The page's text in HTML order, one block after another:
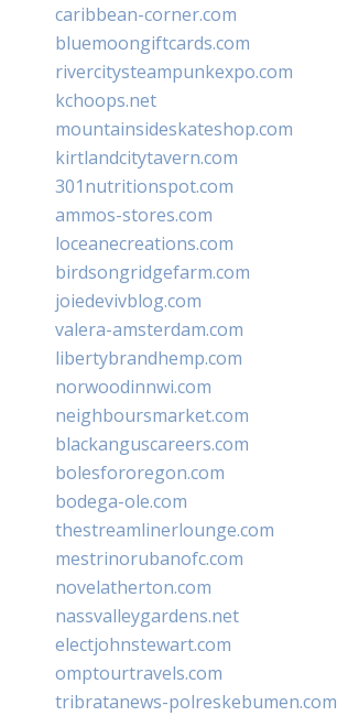
caribbean-corner.com
bluemoongiftcards.com
rivercitysteampunkexpo.com
kchoops.net
mountainsideskateshop.com
kirtlandcitytavern.com
301nutritionspot.com
ammos-stores.com
loceanecreations.com
birdsongridgefarm.com
joiedevivblog.com
valera-amsterdam.com
libertybrandhemp.com
norwoodinnwi.com
neighboursmarket.com
blackanguscareers.com
bolesfororegon.com
bodega-ole.com
thestreamlinerlounge.com
mestrinorubanofc.com
novelatherton.com
nassvalleygardens.net
electjohnstewart.com
omptourtravels.com
tribratanews-polreskebumen.com